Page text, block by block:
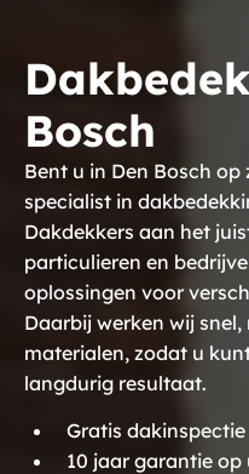
Bosch
Bent u in Den Bosch
specialist in
Dakdekkers aan het
particulieren en
oplossingen voor
Daarbij werken wij
materialen, zodat u
langdurig resultaat.
Gratis
10 jaar garantie